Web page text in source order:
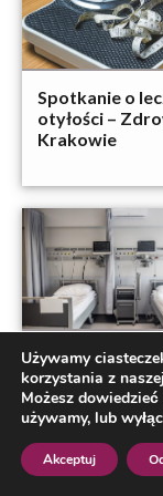
Spotkanie o
otyłości –
Krakowie
Polish
Używamy
korzystania z
Możesz
używamy, lub
Akceptuj